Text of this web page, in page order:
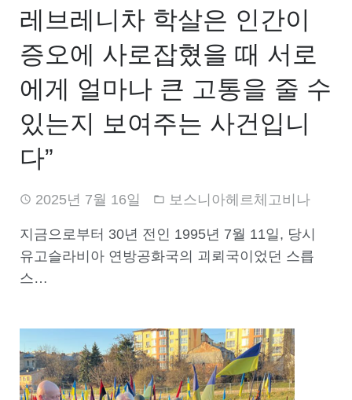
레브레니차 학살은 인간이
증오에 사로잡혔을 때 서로
에게 얼마나 큰 고통을 줄 수
있는지 보여주는 사건입니
다”
2025년 7월 16일 보스니아헤르체고비나
지금으로부터 30년 전인 1995년 7월 11일, 당시
유고슬라비아 연방공화국의 괴뢰국이었던 스릅
스…